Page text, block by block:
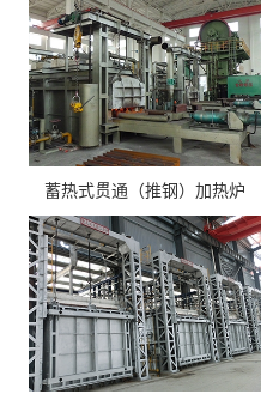
蓄热式贯通（推钢）加热炉